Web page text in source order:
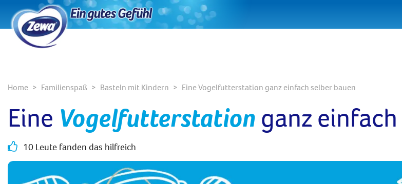
Home Familienspaß Basteln mit Kindern Eine Vogelfutterstation ganz einfach selber bauen
Eine Vogelfutterstation ganz einfach
10 Leute fanden das hilfreich